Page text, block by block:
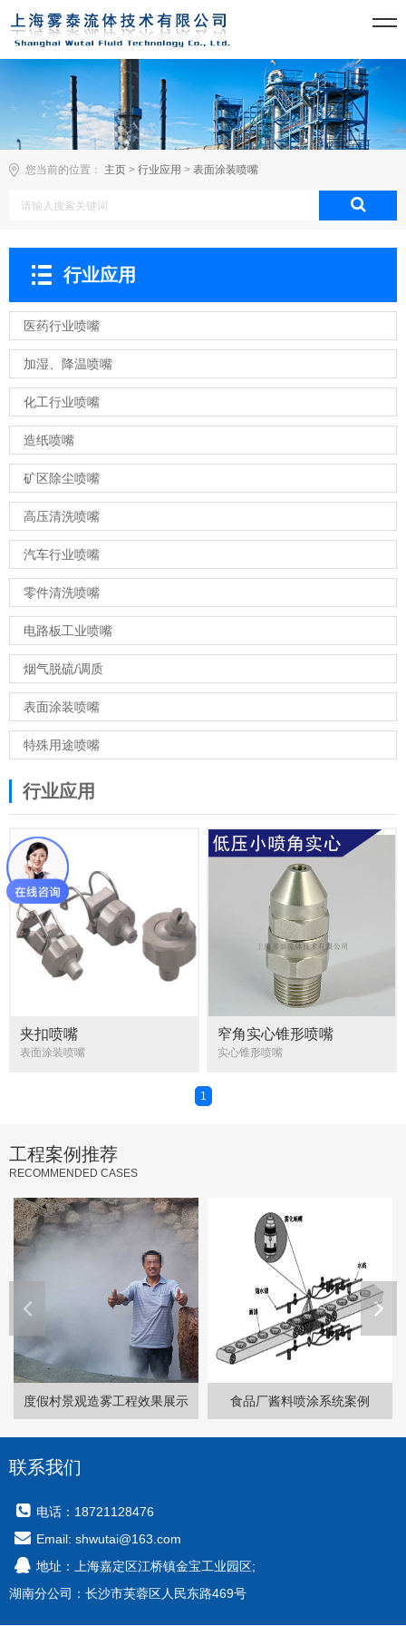
您当前的位置： 主页 > 行业应用 > 表面涂装喷嘴
行业应用
医药行业喷嘴
加湿、降温喷嘴
化工行业喷嘴
造纸喷嘴
矿区除尘喷嘴
高压清洗喷嘴
汽车行业喷嘴
零件清洗喷嘴
电路板工业喷嘴
烟气脱硫/调质
表面涂装喷嘴
特殊用途喷嘴
行业应用
夹扣喷嘴
表面涂装喷嘴
窄角实心锥形喷嘴
实心锥形喷嘴
1
工程案例推荐
RECOMMENDED CASES
度假村景观造雾工程效果展示 食品厂酱料喷涂系统案例
联系我们
电话：18721128476
Email: shwutai@163.com
地址：上海嘉定区江桥镇金宝工业园区;
湖南分公司：长沙市芙蓉区人民东路469号